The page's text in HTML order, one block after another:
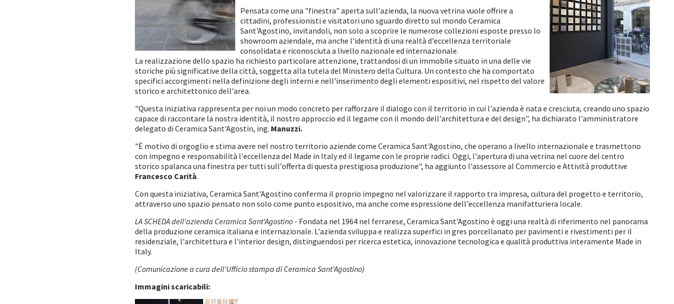
Pensata come una "finestra" aperta sull'azienda, la nuova vetrina vuole offrire a
cittadini, professionisti e visitatori uno sguardo diretto sul mondo Ceramica
Sant'Agostino, invitandoli, non solo a scoprire le numerose collezioni esposte presso lo
showroom aziendale, ma anche l'identità di una realtà d'eccellenza territoriale
consolidata e riconosciuta a livello nazionale ed internazionale.
La realizzazione dello spazio ha richiesto particolare attenzione, trattandosi di un immobile situato in una delle vie
storiche più significative della città, soggetta alla tutela del Ministero della Cultura. Un contesto che ha comportato
specifici accorgimenti nella definizione degli interni e nell'inserimento degli elementi espositivi, nel rispetto del valore
storico e architettonico dell'area.
"Questa iniziativa rappresenta per noi un modo concreto per rafforzare il dialogo con il territorio in cui l'azienda è nata e cresciuta, creando uno spazio
capace di raccontare la nostra identità, il nostro approccio ed il legame con il mondo dell'architettura e del design", ha dichiarato l'amministratore
delegato di Ceramica Sant'Agostin, ing. Manuzzi.
"È motivo di orgoglio e stima avere nel nostro territorio aziende come Ceramica Sant'Agostino, che operano a livello internazionale e trasmettono
con impegno e responsabilità l'eccellenza del Made in Italy ed il legame con le proprie radici. Oggi, l'apertura di una vetrina nel cuore del centro
storico spalanca una finestra per tutti sull'offerta di questa prestigiosa produzione", ha aggiunto l'assessore al Commercio e Attività produttive
Francesco Carità.
Con questa iniziativa, Ceramica Sant'Agostino conferma il proprio impegno nel valorizzare il rapporto tra impresa, cultura del progetto e territorio,
attraverso uno spazio pensato non solo come punto espositivo, ma anche come espressione dell'eccellenza manifatturiera locale.
LA SCHEDA dell'azienda Ceramica Sant'Agostino - Fondata nel 1964 nel ferrarese, Ceramica Sant'Agostino è oggi una realtà di riferimento nel panorama
della produzione ceramica italiana e internazionale. L'azienda sviluppa e realizza superfici in gres porcellanato per pavimenti e rivestimenti per il
residenziale, l'architettura e l'interior design, distinguendosi per ricerca estetica, innovazione tecnologica e qualità produttiva interamente Made in
Italy.
(Comunicazione a cura dell'Ufficio stampa di Ceramica Sant'Agostino)
Immagini scaricabili: